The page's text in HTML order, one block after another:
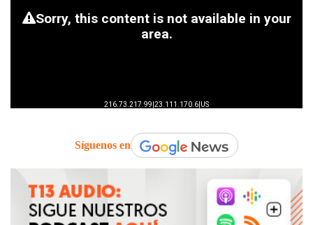
Síguenos en